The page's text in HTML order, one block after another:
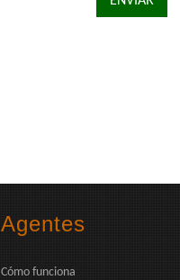
Agentes
Cómo funciona